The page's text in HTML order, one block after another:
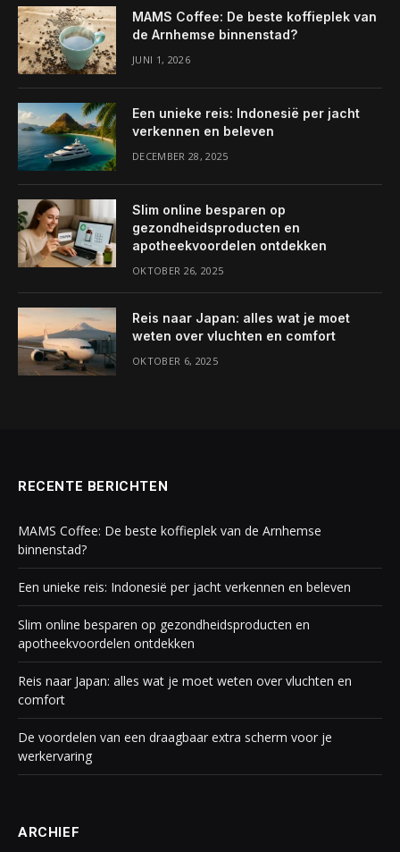
MAMS Coffee: De beste koffieplek van
de Arnhemse binnenstad?
JUNI 1, 2026
Een unieke reis: Indonesië per jacht
verkennen en beleven
DECEMBER 28, 2025
Slim online besparen op
gezondheidsproducten en
apotheekvoordelen ontdekken
OKTOBER 26, 2025
Reis naar Japan: alles wat je moet
weten over vluchten en comfort
OKTOBER 6, 2025
RECENTE BERICHTEN
MAMS Coffee: De beste koffieplek van de Arnhemse
binnenstad?
Een unieke reis: Indonesië per jacht verkennen en beleven
Slim online besparen op gezondheidsproducten en
apotheekvoordelen ontdekken
Reis naar Japan: alles wat je moet weten over vluchten en
comfort
De voordelen van een draagbaar extra scherm voor je
werkervaring
ARCHIEF